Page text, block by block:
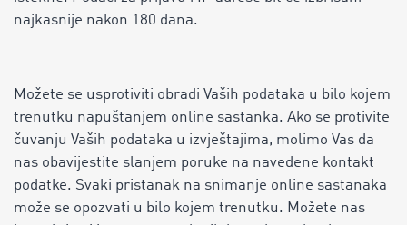
najkasnije nakon 180 dana.
Možete se usprotiviti obradi Vaših podataka u bilo kojem
trenutku napuštanjem online sastanka. Ako se protivite
čuvanju Vaših podataka u izvještajima, molimo Vas da
nas obavijestite slanjem poruke na navedene kontakt
podatke. Svaki pristanak na snimanje online sastanaka
može se opozvati u bilo kojem trenutku. Možete nas